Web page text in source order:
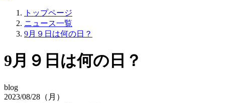
トップページ
ニュース一覧
9月９日は何の日？
9月９日は何の日？
blog
2023/08/28（月）